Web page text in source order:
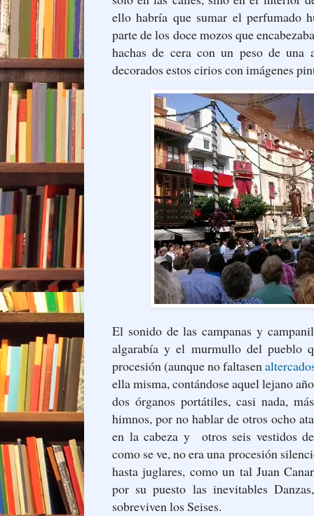
ello habría que sumar el perfumado
parte de los doce mozos que
hachas de cera con un peso de una
decorados estos cirios con imágenes
El sonido de las campanas y
algarabía y el murmullo del pueblo
procesión (aunque no faltasen
ella misma, contándose aquel lejano
dos órganos portátiles, casi nada,
himnos, por no hablar de otros ocho
en la cabeza y otros seis vestidos
como se ve, no era una procesión
hasta juglares, como un tal Juan
por su puesto las inevitables
sobreviven los Seises.